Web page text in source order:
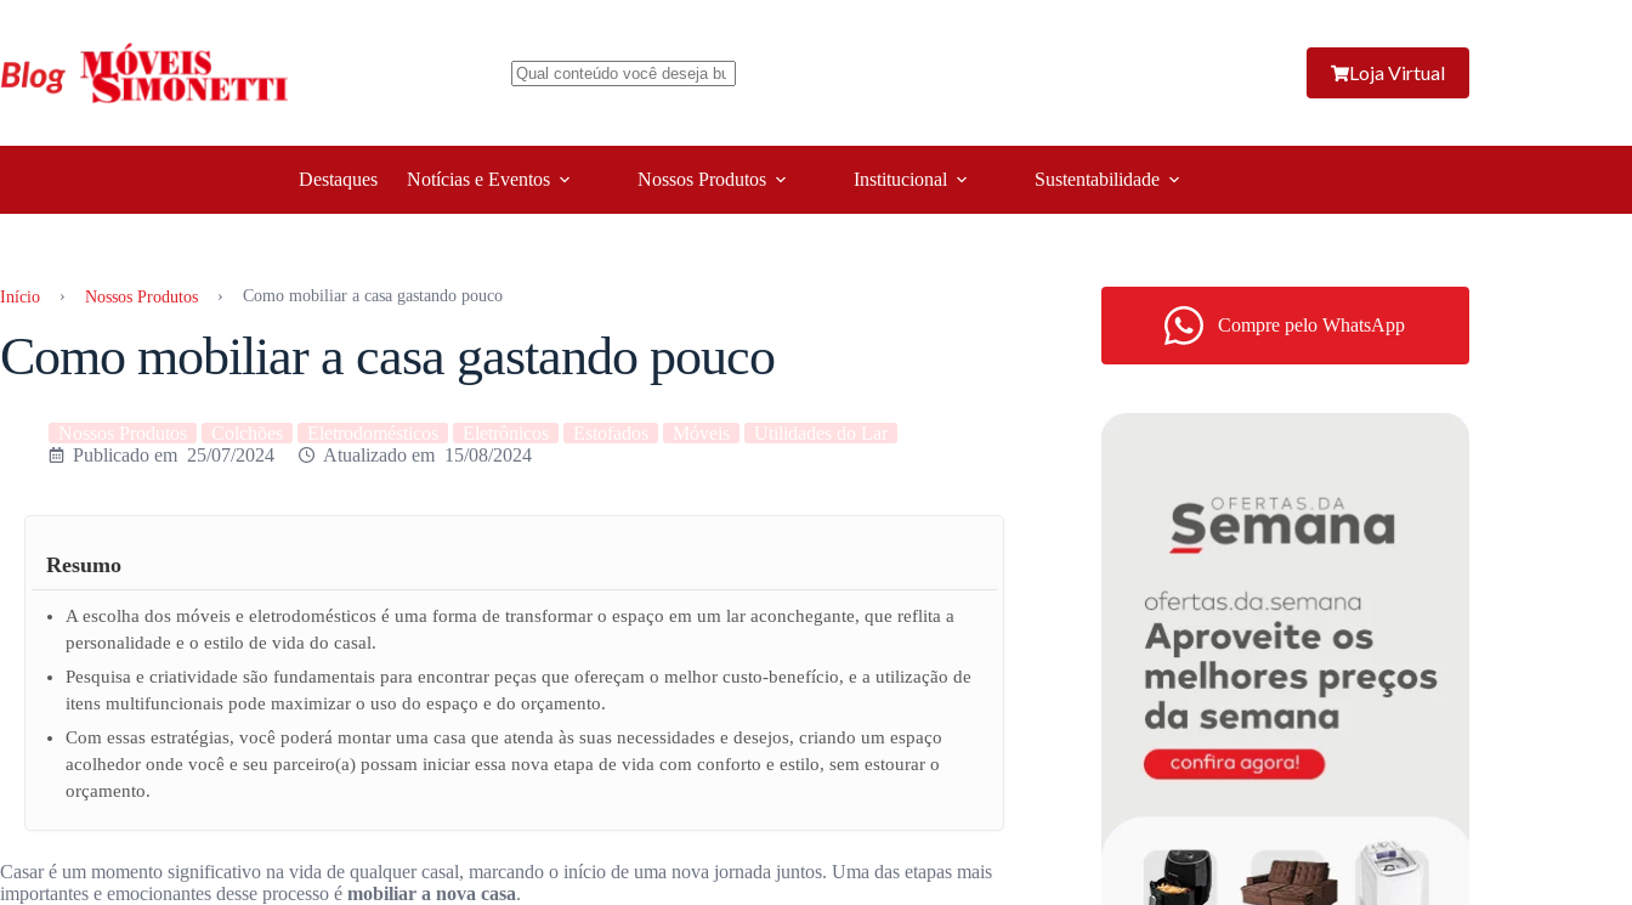
conteúdo
Loja Virtual
Destaques Notícias e Eventos Nossos Produtos Institucional Sustentabilidade
Início › Nossos Produtos › Como mobiliar a casa gastando pouco
Como mobiliar a casa gastando pouco
Nossos Produtos Colchões Eletrodomésticos Eletrônicos Estofados Móveis
Utilidades do Lar
25/07/2024
15/08/2024
Resumo
A escolha dos móveis e eletrodomésticos é uma forma de transformar o espaço em um lar aconchegante, que reflita a
personalidade e o estilo de vida do casal.
Pesquisa e criatividade são fundamentais para encontrar peças que ofereçam o melhor custo-benefício, e a utilização de
itens multifuncionais pode maximizar o uso do espaço e do orçamento.
Com essas estratégias, você poderá montar uma casa que atenda às suas necessidades e desejos, criando um espaço
acolhedor onde você e seu parceiro(a) possam iniciar essa nova etapa de vida com conforto e estilo, sem estourar o
orçamento.
Casar é um momento significativo na vida de qualquer casal, marcando o início de uma nova jornada juntos. Uma das etapas mais
importantes e emocionantes desse processo é mobiliar a nova casa.
Compre pelo WhatsApp